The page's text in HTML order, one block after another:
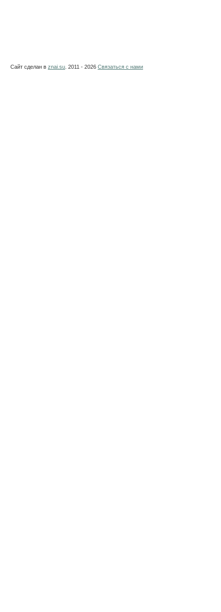
Сайт сделан в znai.su . 2011 - 2026 Связаться с нами